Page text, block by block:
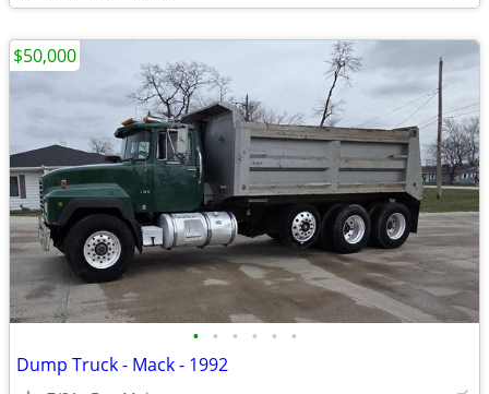
• • • • • •
Dump Truck - Mack - 1992
$50,000